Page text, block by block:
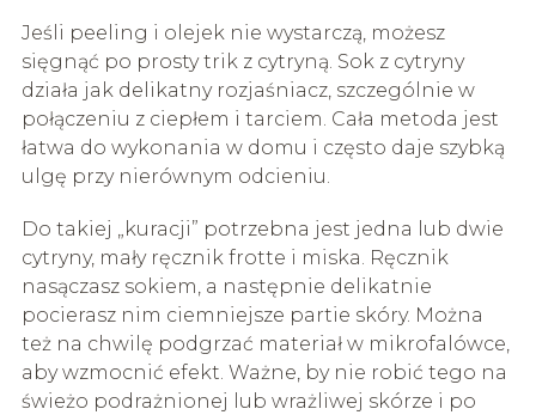
Jeśli peeling i olejek nie wystarczą, możesz
sięgnąć po prosty trik z cytryną. Sok z cytryny
działa jak delikatny rozjaśniacz, szczególnie w
połączeniu z ciepłem i tarciem. Cała metoda jest
łatwa do wykonania w domu i często daje szybką
ulgę przy nierównym odcieniu.
Do takiej „kuracji” potrzebna jest jedna lub dwie
cytryny, mały ręcznik frotte i miska. Ręcznik
nasączasz sokiem, a następnie delikatnie
pocierasz nim ciemniejsze partie skóry. Można
też na chwilę podgrzać materiał w mikrofalówce,
aby wzmocnić efekt. Ważne, by nie robić tego na
świeżo podrażnionej lub wrażliwej skórze i po